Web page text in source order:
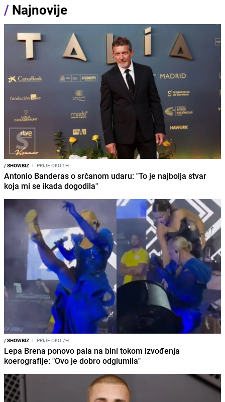
/ Najnovije
/SHOWBIZ I PRIJE OKO 1H
Antonio Banderas o srčanom udaru: "To je najbolja stvar
koja mi se ikada dogodila"
/SHOWBIZ I PRIJE OKO 7H
Lepa Brena ponovo pala na bini tokom izvođenja
koerografije: "Ovo je dobro odglumila"